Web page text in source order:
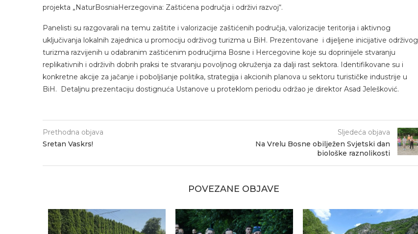
projekta „NaturBosniaHerzegovina: Zaštićena područja i održivi razvoj“.
Panelisti su razgovarali na temu zaštite i valorizacije zaštićenih područja, valorizacije teritorija i aktivnog
uključivanja lokalnih zajednica u promociju održivog turizma u BiH. Prezentovane i dijeljene inicijative održivog
turizma razvijenih u odabranim zaštićenim područjima Bosne i Hercegovine koje su doprinijele stvaranju
replikativnih i održivih dobrih praksi te stvaranju povoljnog okruženja za dalji rast sektora. Identifikovane su i
konkretne akcije za jačanje i poboljšanje politika, strategija i akcionih planova u sektoru turističke industrije u
BiH. Detaljnu prezentaciju dostignuća Ustanove u proteklom periodu održao je direktor Asad Jelešković.
Prethodna objava
Sretan Vaskrs!
Sljedeća objava
Na Vrelu Bosne obilježen Svjetski dan
biološke raznolikosti
POVEZANE OBJAVE